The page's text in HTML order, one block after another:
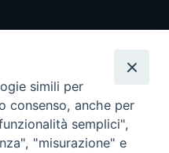
simili per
consenso, anche per
semplici",
"misurazione" e